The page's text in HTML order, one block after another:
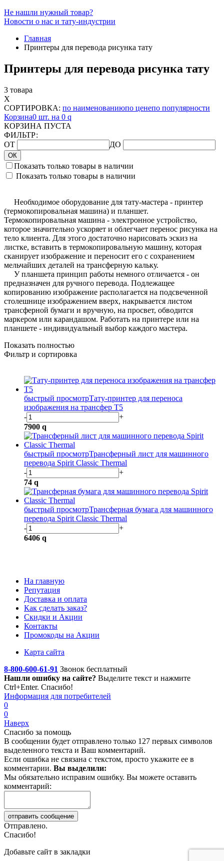
Не нашли нужный товар?
Новости о нас и тату-индустрии
Главная
Принтеры для перевода рисунка тату
Принтеры для перевода рисунка тату
3 товара
X
СОРТИРОВКА: по наименованиюпо ценепо популярности
Корзина0 шт. на 0 q
КОРЗИНА ПУСТА
ФИЛЬТР:
ОТ
ДО
ОК
Показать только товары в наличии
Показать только товары в наличии
Необходимое оборудование для тату-мастера - принтер
(термокопировальная машина) и планшет.
Термокопировальная машина - электронное устройство,
которое значительно ускоряет и облегчает перенос рисунка на
тело клиента. Для этого достаточно нарисовать эскиз на
листке, вставить в термокопировальную машину, которая
сканирует изображение и переносит его с сохранением
мельчайших деталей на трансферную кальку.
Упланшета принцип работы немного отличается - он
предназначен для ручного перевода. Подлежащее
копированию изображение располагается на подсвеченной
столешнице изображением вверх, накрывается листом
трансферной бумаги и вручную, на просвет, обводится
маркером или карандашом. Работать на принтере или на
планшете - индивидуальный выбор каждого мастера.
Показать полностью
Фильтр и сортировка
быстрый просмотрТату-принтер для переноса
изображения на трансфер Т5
-
+
7900 q
быстрый просмотрТрансферный лист для машинного
перевода Spirit Classic Thermal
-
+
74 q
быстрый просмотрТрансферная бумага для машинного
перевода Spirit Classic Thermal
-
+
6406 q
На главную
Репутация
Доставка и оплата
Как сделать заказ?
Скидки и Акции
Контакты
Промокоды на Акции
Карта сайта
8-800-600-61-91 Звонок бесплатный
Нашли ошибку на сайте? Выделите текст и нажмите
Ctrl+Enter. Спасибо!
Информация для потребителей
0
0
Наверх
Спасибо за помощь
В сообщении будет отправлено только 127 первых символов
выделенного текста и Ваш комментарий.
Если ошибка не связана с текстом, просто укажите ее в
комментарии. Вы выделили:
Мы обязательно исправим ошибку. Вы можете оставить
комментарий:
Отправлено.
Спасибо!
Добавьте сайт в закладки